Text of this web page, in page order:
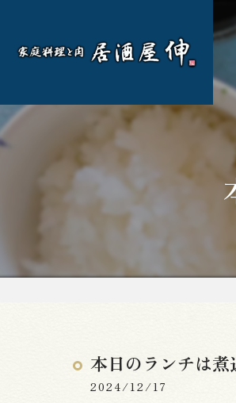
本日のランチは煮
2024/12/17